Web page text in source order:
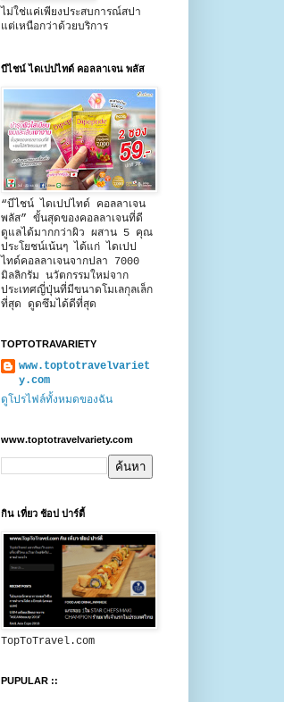
ไม่ใช่แค่เพียงประสบการณ์สปา
แต่เหนือกว่าด้วยบริการ
บีไชน์ ไดเปปไทด์ คอลลาเจน พลัส
“บีไชน์ ไดเปปไทด์ คอลลาเจน
พลัส” ขั้นสุดของคอลลาเจนที่ดี
ดูแลได้มากกว่าผิว ผสาน 5 คุณ
ประโยชน์เน้นๆ ได้แก่ ไดเปป
ไทด์คอลลาเจนจากปลา 7000
มิลลิกรัม นวัตกรรมใหม่จาก
ประเทศญี่ปุ่นที่มีขนาดโมเลกุลเล็ก
ที่สุด ดูดซึมได้ดีที่สุด
TOPTOTRAVARIETY
www.toptotravelvariet
y.com
ดูโปรไฟล์ทั้งหมดของฉัน
www.toptotravelvariety.com
กิน เที่ยว ช้อป ปาร์ตี้
TopToTravel.com
PUPULAR ::